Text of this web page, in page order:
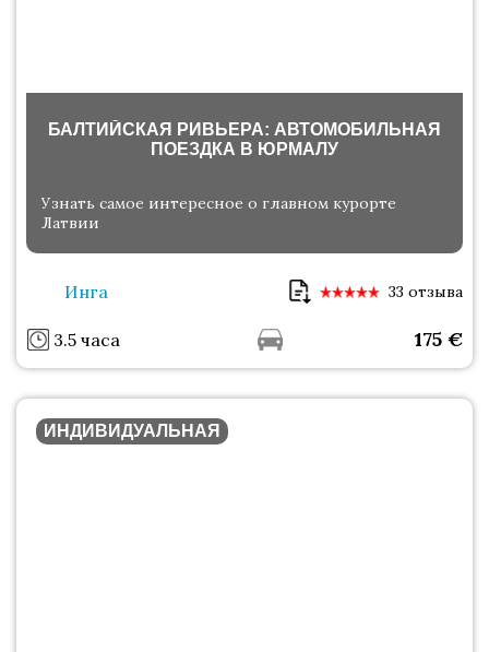
БАЛТИЙСКАЯ РИВЬЕРА: АВТОМОБИЛЬНАЯ
ПОЕЗДКА В ЮРМАЛУ
Узнать самое интересное о главном курорте
Латвии
Инга 33 отзыва
3.5 часа 175 €
ИНДИВИДУАЛЬНАЯ